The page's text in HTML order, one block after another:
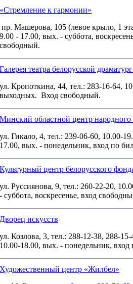
«Стремление к гармонии»
пр. Машерова, 105 (левое крыло, 1
9.00 - 17.00, вых. - суббота,
свободный.
Галерея театра белорусской
ул. Кропоткина, 44, тел.: 283-16-64,
выходных. Вход свободный.
Минский областной центр народного
ул. Гикало, 4, тел.: 239-06-60, 10.00-
17.00, вых. - понедельник, вход по
Культурный центр белорусского
ул. Руссиянова, 9, тел.: 260-22-20,
- суббота, воскресенье, вход
Дворец искусств
ул. Козлова, 3, тел.: 288-12-38, 288-
10.00-18.00, вых. - понедельник, вход
Художественный центр «Жилбел»